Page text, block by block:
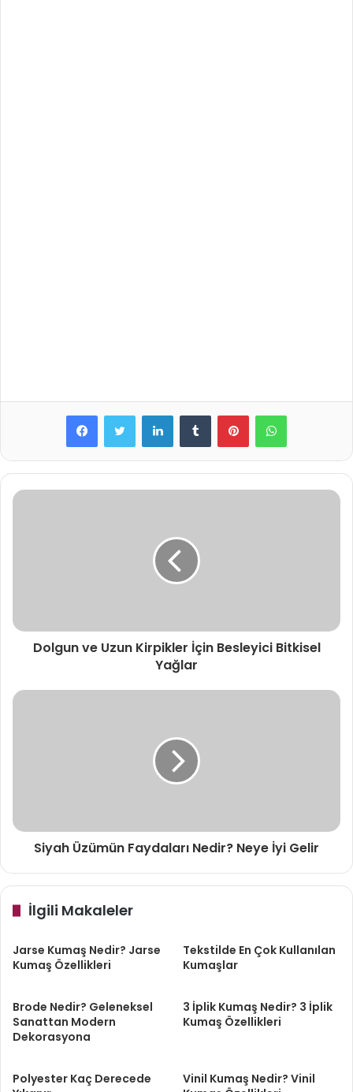
LinkedInTumblr PinterestWhatsApp
Dolgun ve Uzun Kirpikler İçin Besleyici Bitkisel
Yağlar
Siyah Üzümün Faydaları Nedir? Neye İyi Gelir
İlgili Makaleler
Jarse Kumaş Nedir? Jarse
Kumaş Özellikleri
Tekstilde En Çok Kullanılan
Kumaşlar
Brode Nedir? Geleneksel
Sanattan Modern
Dekorasyona
3 İplik Kumaş Nedir? 3 İplik
Kumaş Özellikleri
Polyester Kaç Derecede
Vinil Kumaş Nedir? Vinil